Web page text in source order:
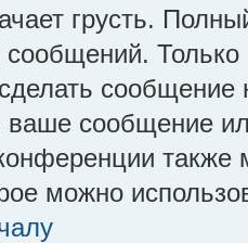
грусть.
Только
ваше сообщение
также
можно